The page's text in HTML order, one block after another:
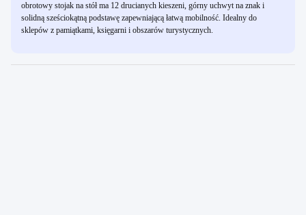
obrotowy stojak na stół ma 12 drucianych kieszeni, górny uchwyt na znak i
solidną sześciokątną podstawę zapewniającą łatwą mobilność. Idealny do
sklepów z pamiątkami, księgarni i obszarów turystycznych.